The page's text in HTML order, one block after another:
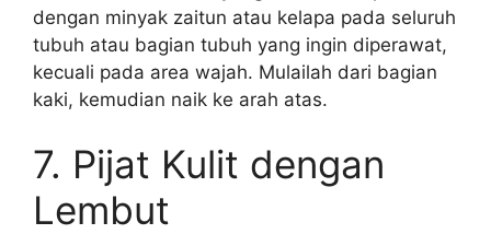
dengan minyak zaitun atau kelapa pada seluruh
tubuh atau bagian tubuh yang ingin diperawat,
kecuali pada area wajah. Mulailah dari bagian
kaki, kemudian naik ke arah atas.
7. Pijat Kulit dengan
Lembut